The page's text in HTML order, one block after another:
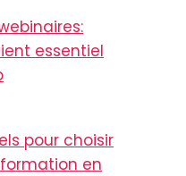
essentiel
pour choisir
en